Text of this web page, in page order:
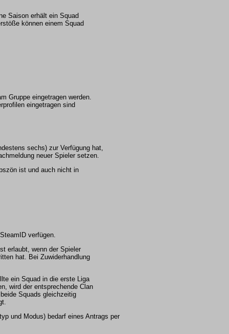
Saison erhält ein Squad
können einem Squad
Gruppe eingetragen werden.
eingetragen sind
sechs) zur Verfügung hat,
neuer Spieler setzen.
ist und auch nicht in
verfügen.
erlaubt, wenn der Spieler
hat. Bei Zuwiderhandlung
ein Squad in die erste Liga
wird der entsprechende Clan
Squads gleichzeitig
und Modus) bedarf eines Antrags per